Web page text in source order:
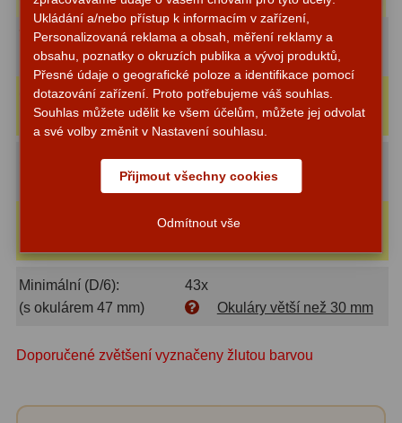
Zrcátka a hranoly2
Výtahy a ostření1
Hledáčky32
Seřízení21
Ostatní18
Azimutální AZ6
Velké (1D):
250x
(s okulárem 8 mm)
Okuláry 8-9 mm
Optimální (0.7D):
182x
(s okulárem 11 mm)
Okuláry 10-12 mm
Střední (D/2):
125x
(s okulárem 16 mm)
Okuláry 16-20 mm
83x
Minimální (D/6):
43x
(s okulárem 47 mm)
Okuláry větší než 30 mm
Doporučené zvětšení vyznačeny žlutou barvou
Ukládání a/nebo přístup k informacím v zařízení,
Personalizovaná reklama a obsah, měření reklamy a
obsahu, poznatky o okruzích publika a vývoj produktů,
Přesné údaje o geografické poloze a identifikace pomocí
dotazování zařízení. Proto potřebujeme váš souhlas.
Souhlas můžete udělit ke všem účelům, můžete jej odvolat
a své volby změnit v Nastavení souhlasu.
Přijmout všechny cookies
Odmítnout vše